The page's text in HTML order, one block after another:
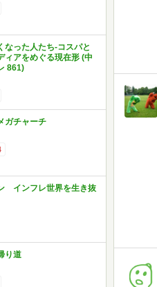
なった人たち-コスパと
ィアをめぐる現在形 (中
861)
ガチャーチ
インフレ世界を生き抜
り道